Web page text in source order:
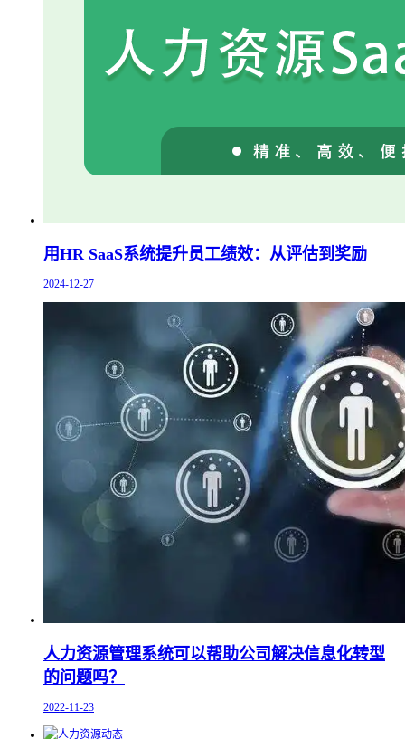
用HR SaaS系统提升员工绩效：从评估到奖励
2024-12-27
人力资源管理系统可以帮助公司解决信息化转型
的问题吗？
2022-11-23